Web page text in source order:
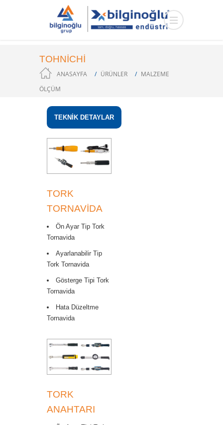
TOHNİCHİ
ANASAYFA ÜRÜNLER
MALZEME
ÖLÇÜM
TEKNİK DETAYLAR
TORK
TORNAVIDA
Ön Ayar Tip Tork
Tornavida
Ayarlanabilir Tip
Tork Tornavida
Gösterge Tipi Tork
Tornavida
Hata Düzeltme
Tornavida
TORK
ANAHTARI